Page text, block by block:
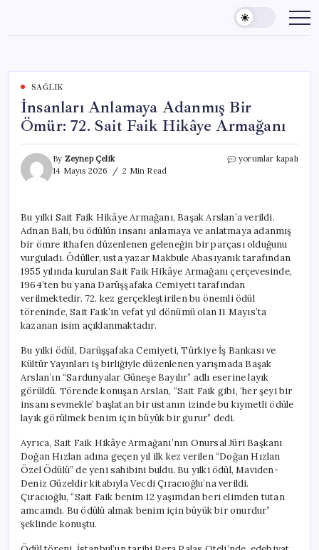
content
SAĞLIK
İnsanları Anlamaya Adanmış Bir
Ömür: 72. Sait Faik Hikâye Armağanı
By Zeynep Çelik
14 Mayıs 2026
2 Min Read
İnsanları
72.
Sait
Faik
Hikâye
Armağanı
için
yorumlar kapalı
Bu yılki Sait Faik Hikâye Armağanı, Başak Arslan’a verildi.
Adnan Bali, bu ödülün insanı anlamaya ve anlatmaya adanmış
bir ömre ithafen düzenlenen geleneğin bir parçası olduğunu
vurguladı. Ödüller, usta yazar Makbule Abasıyanık tarafından
1955 yılında kurulan Sait Faik Hikâye Armağanı çerçevesinde,
1964’ten bu yana Darüşşafaka Cemiyeti tarafından
verilmektedir. 72. kez gerçekleştirilen bu önemli ödül
töreninde, Sait Faik’in vefat yıl dönümü olan 11 Mayıs’ta
kazanan isim açıklanmaktadır.
Bu yılki ödül, Darüşşafaka Cemiyeti, Türkiye İş Bankası ve
Kültür Yayınları iş birliğiyle düzenlenen yarışmada Başak
Arslan’ın “Sardunyalar Güneşe Bayılır” adlı eserine layık
görüldü. Törende konuşan Arslan, “Sait Faik gibi, ‘her şeyi bir
insanı sevmekle’ başlatan bir ustanın izinde bu kıymetli ödüle
layık görülmek benim için büyük bir gurur” dedi.
Ayrıca, Sait Faik Hikâye Armağanı’nın Onursal Jüri Başkanı
Doğan Hızlan adına geçen yıl ilk kez verilen “Doğan Hızlan
Özel Ödülü” de yeni sahibini buldu. Bu yılki ödül, Maviden-
Deniz Güzeldir kitabıyla Vecdi Çıracıoğlu’na verildi.
Çıracıoğlu, “Sait Faik benim 12 yaşımdan beri elimden tutan
amcamdı. Bu ödülü almak benim için büyük bir onurdur”
şeklinde konuştu.